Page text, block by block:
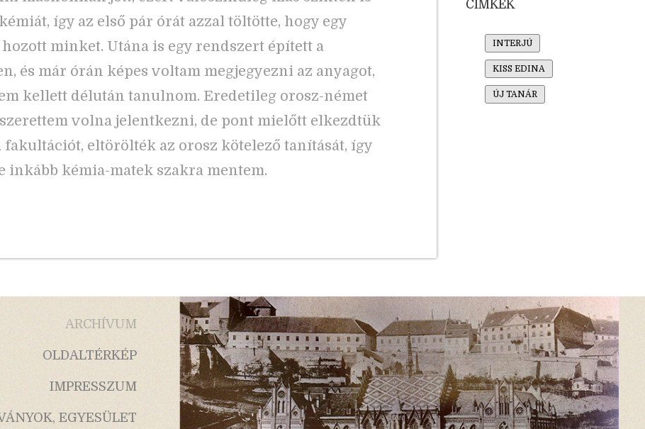
így az első pár órát azzal töltötte, hogy egy
minket. Utána is egy rendszert épített a
és már órán képes voltam megjegyezni az anyagot,
kellett délután tanulnom. Eredetileg orosz-német
volna jelentkezni, de pont mielőtt elkezdtük
fakultációt, eltörölték az orosz kötelező tanítását, így
inkább kémia-matek szakra mentem.
CÍMKÉK
INTERJÚ
KISS EDINA
ÚJ TANÁR
ARCHÍVUM
OLDALTÉRKÉP
IMPRESSZUM
EGYESÜLET